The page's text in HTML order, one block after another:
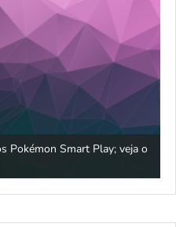
Pokémon Smart Play; veja o